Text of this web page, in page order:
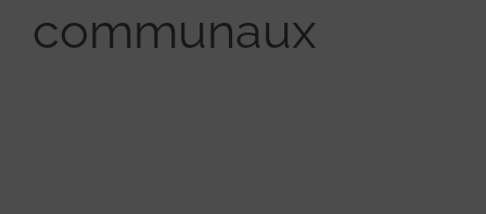
communaux